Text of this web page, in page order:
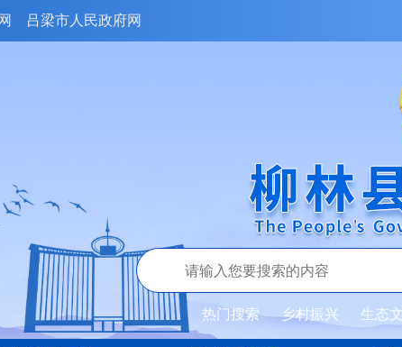
吕梁市人民政府网
热门搜索 乡村振兴 生态